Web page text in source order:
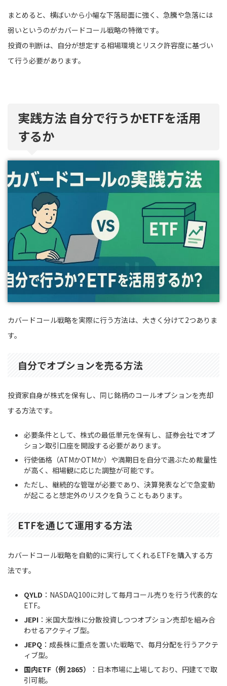
まとめると、横ばいから小幅な下落局面に強く、急騰や急落には
弱いというのがカバードコール戦略の特徴です。
投資の判断は、自分が想定する相場環境とリスク許容度に基づい
て行う必要があります。
実践方法 自分で行うかETFを活用
するか
カバードコール戦略を実際に行う方法は、大きく分けて2つありま
す。
自分でオプションを売る方法
投資家自身が株式を保有し、同じ銘柄のコールオプションを売却
する方法です。
必要条件として、株式の最低単元を保有し、証券会社でオプ
ション取引口座を開設する必要があります。
行使価格（ATMかOTMか）や満期日を自分で選ぶため裁量性
が高く、相場観に応じた調整が可能です。
ただし、継続的な管理が必要であり、決算発表などで急変動
が起こると想定外のリスクを負うこともあります。
ETFを通じて運用する方法
カバードコール戦略を自動的に実行してくれるETFを購入する方
法です。
QYLD ：NASDAQ100に対して毎月コール売りを行う代表的な
ETF。
JEPI ：米国大型株に分散投資しつつオプション売却を組み合
わせるアクティブ型。
JEPQ ：成長株に重点を置いた戦略で、毎月分配を行うアクテ
ィブ型。
国内ETF（例 2865）
：日本市場に上場しており、円建てで取
引可能。